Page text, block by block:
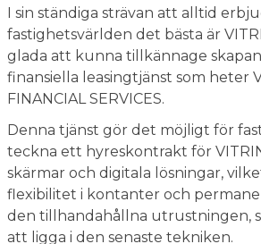
I sin ständiga strävan att alltid
fastighetsvärlden det bästa är
glada att kunna tillkännage
finansiella leasingtjänst som heter
FINANCIAL SERVICES.
Denna tjänst gör det möjligt för
teckna ett hyreskontrakt för
skärmar och digitala lösningar,
flexibilitet i kontanter och
den tillhandahållna utrustningen,
att ligga i den senaste tekniken.